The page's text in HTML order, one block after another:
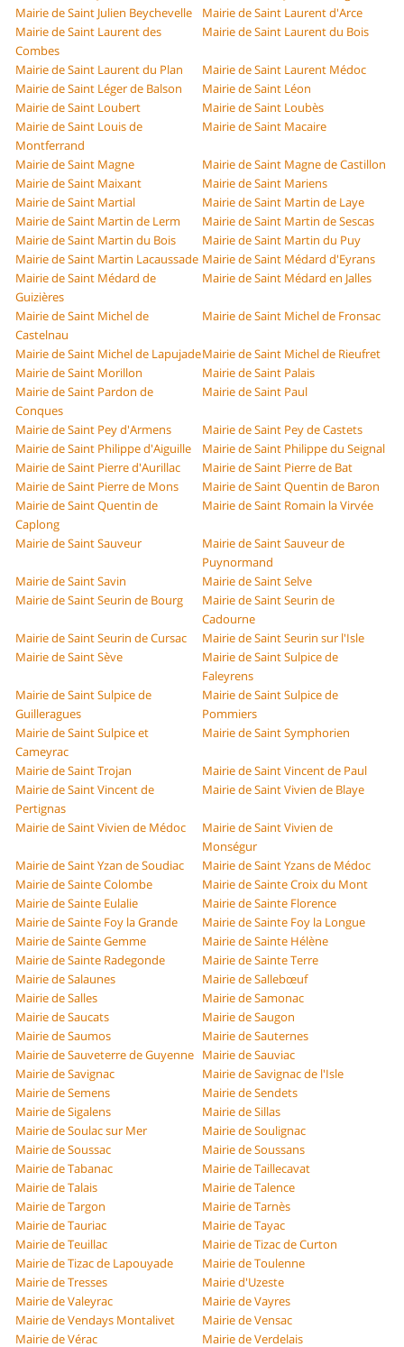
Mairie de Saint Julien Beychevelle
Mairie de Saint Laurent d'Arce
Mairie de Saint Laurent des
Combes
Mairie de Saint Laurent du Bois
Mairie de Saint Laurent du Plan
Mairie de Saint Laurent Médoc
Mairie de Saint Léger de Balson
Mairie de Saint Léon
Mairie de Saint Loubert
Mairie de Saint Loubès
Mairie de Saint Louis de
Montferrand
Mairie de Saint Macaire
Mairie de Saint Magne
Mairie de Saint Magne de Castillon
Mairie de Saint Maixant
Mairie de Saint Mariens
Mairie de Saint Martial
Mairie de Saint Martin de Laye
Mairie de Saint Martin de Lerm
Mairie de Saint Martin de Sescas
Mairie de Saint Martin du Bois
Mairie de Saint Martin du Puy
Mairie de Saint Martin Lacaussade Mairie de Saint Médard d'Eyrans
Mairie de Saint Médard de
Guizières
Mairie de Saint Médard en Jalles
Mairie de Saint Michel de
Castelnau
Mairie de Saint Michel de Fronsac
Mairie de Saint Michel de LapujadeMairie de Saint Michel de Rieufret
Mairie de Saint Morillon
Mairie de Saint Palais
Mairie de Saint Pardon de
Conques
Mairie de Saint Paul
Mairie de Saint Pey d'Armens
Mairie de Saint Pey de Castets
Mairie de Saint Philippe d'Aiguille
Mairie de Saint Philippe du Seignal
Mairie de Saint Pierre d'Aurillac
Mairie de Saint Pierre de Bat
Mairie de Saint Pierre de Mons
Mairie de Saint Quentin de Baron
Mairie de Saint Quentin de
Caplong
Mairie de Saint Romain la Virvée
Mairie de Saint Sauveur
Mairie de Saint Sauveur de
Puynormand
Mairie de Saint Savin
Mairie de Saint Selve
Mairie de Saint Seurin de Bourg
Mairie de Saint Seurin de
Cadourne
Mairie de Saint Seurin de Cursac
Mairie de Saint Seurin sur l'Isle
Mairie de Saint Sève
Mairie de Saint Sulpice de
Faleyrens
Mairie de Saint Sulpice de
Guilleragues
Mairie de Saint Sulpice de
Pommiers
Mairie de Saint Sulpice et
Cameyrac
Mairie de Saint Symphorien
Mairie de Saint Trojan
Mairie de Saint Vincent de Paul
Mairie de Saint Vincent de
Pertignas
Mairie de Saint Vivien de Blaye
Mairie de Saint Vivien de Médoc
Mairie de Saint Vivien de
Monségur
Mairie de Saint Yzan de Soudiac
Mairie de Saint Yzans de Médoc
Mairie de Sainte Colombe
Mairie de Sainte Croix du Mont
Mairie de Sainte Eulalie
Mairie de Sainte Florence
Mairie de Sainte Foy la Grande
Mairie de Sainte Foy la Longue
Mairie de Sainte Gemme
Mairie de Sainte Hélène
Mairie de Sainte Radegonde
Mairie de Sainte Terre
Mairie de Salaunes
Mairie de Sallebœuf
Mairie de Salles
Mairie de Samonac
Mairie de Saucats
Mairie de Saugon
Mairie de Saumos
Mairie de Sauternes
Mairie de Sauveterre de Guyenne Mairie de Sauviac
Mairie de Savignac
Mairie de Savignac de l'Isle
Mairie de Semens
Mairie de Sendets
Mairie de Sigalens
Mairie de Sillas
Mairie de Soulac sur Mer
Mairie de Soulignac
Mairie de Soussac
Mairie de Soussans
Mairie de Tabanac
Mairie de Taillecavat
Mairie de Talais
Mairie de Talence
Mairie de Targon
Mairie de Tarnès
Mairie de Tauriac
Mairie de Tayac
Mairie de Teuillac
Mairie de Tizac de Curton
Mairie de Tizac de Lapouyade
Mairie de Toulenne
Mairie de Tresses
Mairie d'Uzeste
Mairie de Valeyrac
Mairie de Vayres
Mairie de Vendays Montalivet
Mairie de Vensac
Mairie de Vérac
Mairie de Verdelais